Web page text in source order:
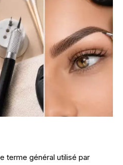
terme général utilisé par